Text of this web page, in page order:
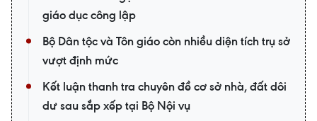
giáo dục công lập
Bộ Dân tộc và Tôn giáo còn nhiều diện tích trụ sở
vượt định mức
Kết luận thanh tra chuyên đề cơ sở nhà, đất dôi
dư sau sắp xếp tại Bộ Nội vụ